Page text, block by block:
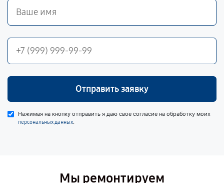
Отправить заявку
Нажимая на кнопку отправить я даю свое согласие на обработку моих
персональных данных.
Мы ремонтируем